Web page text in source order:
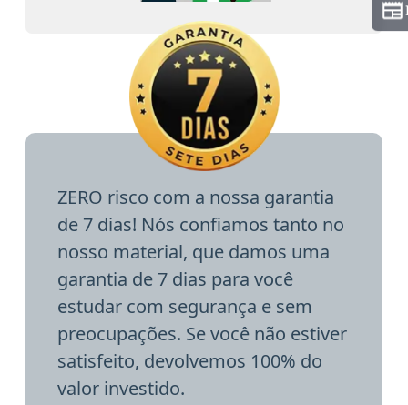
ZERO risco com a nossa garantia
de 7 dias! Nós confiamos tanto no
nosso material, que damos uma
garantia de 7 dias para você
estudar com segurança e sem
preocupações. Se você não estiver
satisfeito, devolvemos 100% do
valor investido.